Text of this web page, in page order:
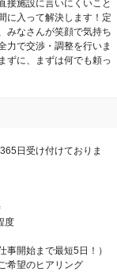
接施設に言いにくいこと
に入って解決します！定
みなさんが笑顔で気持ち
力で交渉・調整を行いま
ずに、まずは何でも頼っ
日受け付けておりま
度
事開始まで最短5日！）
希望のヒアリング